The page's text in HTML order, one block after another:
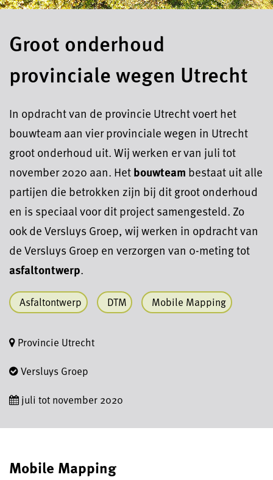
Groot onderhoud
provinciale wegen Utrecht
In opdracht van de provincie Utrecht voert het
bouwteam aan vier provinciale wegen in Utrecht
groot onderhoud uit. Wij werken er van juli tot
november 2020 aan. Hetbouwteam bestaat uit alle
partijen die betrokken zijn bij dit groot onderhoud
en is speciaal voor dit project samengesteld. Zo
ook de Versluys Groep, wij werken in opdracht van
de Versluys Groep en verzorgen van 0-meting tot
asfaltontwerp.
Asfaltontwerp DTM Mobile Mapping
Provincie Utrecht
Versluys Groep
juli tot november 2020
Mobile Mapping